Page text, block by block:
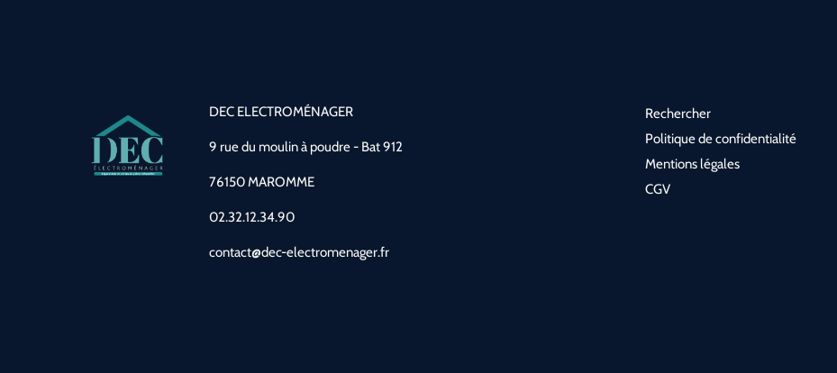
DEC ELECTROMÉNAGER
9 rue du moulin à poudre - Bat 912
76150 MAROMME
02.32.12.34.90
contact@dec-electromenager.fr
Rechercher
Politique de confidentialité
Mentions légales
CGV